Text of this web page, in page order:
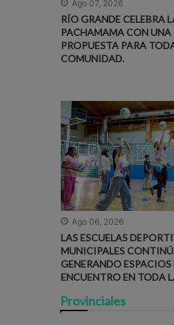
Ago 07, 2026
RÍO GRANDE CELEBRA
PACHAMAMA CON UNA
PROPUESTA PARA
COMUNIDAD.
Ago 06, 2026
LAS ESCUELAS
MUNICIPALES
GENERANDO ESPACIOS
ENCUENTRO EN TODA
Provinciales